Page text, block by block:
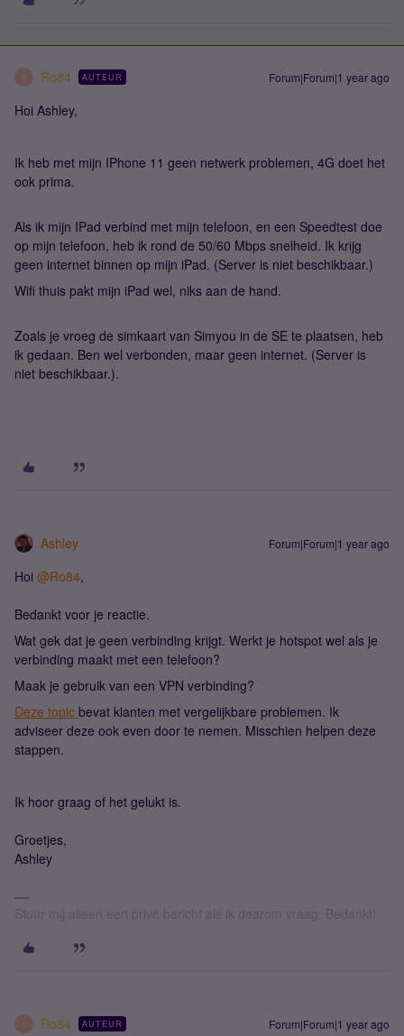
R Ro84 AUTEUR Forum|Forum|1 year ago
Hoi Ashley,
Ik heb met mijn IPhone 11 geen netwerk problemen, 4G doet het
ook prima.
Als ik mijn IPad verbind met mijn telefoon, en een Speedtest doe
op mijn telefoon, heb ik rond de 50/60 Mbps snelheid. Ik krijg
geen internet binnen op mijn iPad. (Server is niet beschikbaar.)
Wifi thuis pakt mijn iPad wel, niks aan de hand.
Zoals je vroeg de simkaart van Simyou in de SE te plaatsen, heb
ik gedaan. Ben wel verbonden, maar geen internet. (Server is
niet beschikbaar.).
Ashley Forum|Forum|1 year ago
Hoi @Ro84,
Bedankt voor je reactie.
Wat gek dat je geen verbinding krijgt. Werkt je hotspot wel als je
verbinding maakt met een telefoon?
Maak je gebruik van een VPN verbinding?
Deze topic bevat klanten met vergelijkbare problemen. Ik
adviseer deze ook even door te nemen. Misschien helpen deze
stappen.
Ik hoor graag of het gelukt is.
Groetjes,
Ashley
Stuur mij alleen een privé bericht als ik daarom vraag. Bedankt!
R Ro84 AUTEUR Forum|Forum|1 year ago